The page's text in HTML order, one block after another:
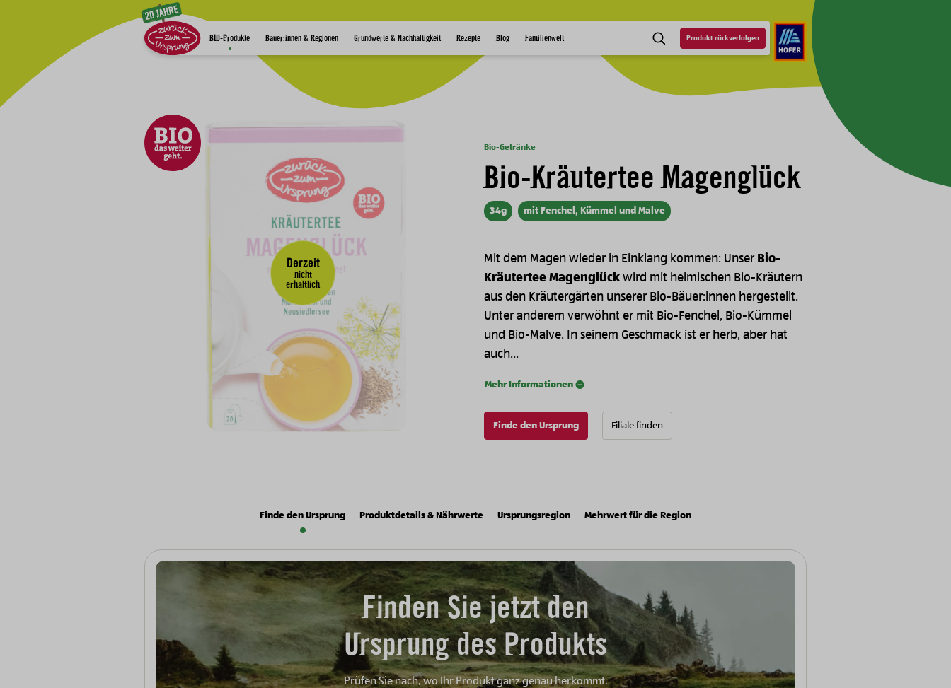
SUCHEProdukt rückverfolgen
BIO-Produkte Bäuer:innen & Regionen Grundwerte & Nachhaltigkeit Rezepte Blog Familienwelt
Derzeit
nicht
erhältlich
Bio-Getränke
Bio-Kräutertee Magenglück
34g mit Fenchel, Kümmel und Malve
Mit dem Magen wieder in Einklang kommen: Unser Bio-
Kräutertee Magenglückwird mit heimischen Bio-Kräutern
aus den Kräutergärten unserer Bio-Bäuer:innen hergestellt.
Unter anderem verwöhnt er mit Bio-Fenchel, Bio-Kümmel
und Bio-Malve. In seinem Geschmack ist er herb, aber hat
auch...
Mehr Informationen
Finde den Ursprung Filiale finden
Finde den Ursprung Produktdetails & Nährwerte Ursprungsregion Mehrwert für die Region
Finden Sie jetzt den
Ursprung des Produkts
Prüfen Sie nach, wo Ihr Produkt ganz genau herkommt.